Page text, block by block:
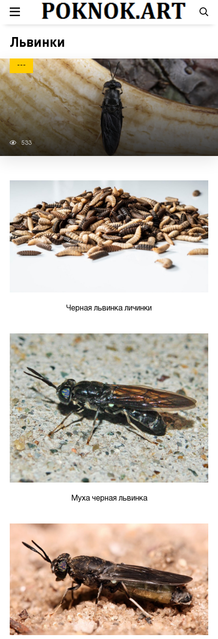
Львинки
---
533
Черная львинка личинки
Муха черная львинка